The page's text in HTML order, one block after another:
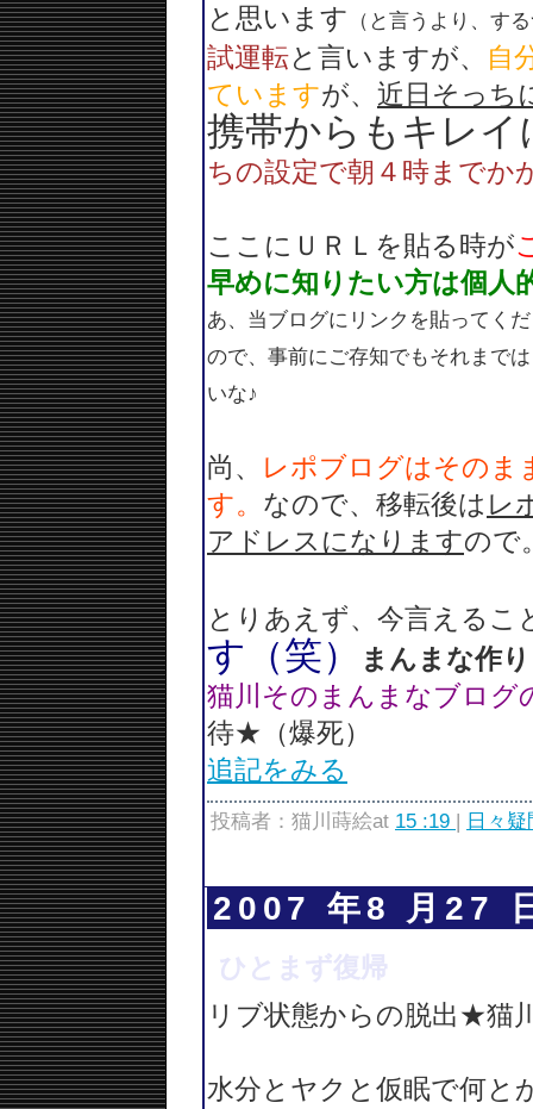
と思います （と言うより、す
試運転と言いますが、
自
ていますが、 近日そっち
携帯からもキレ
ちの設定で朝４時までか
ここにＵＲＬを貼る時が
早めに知りたい方は個人
あ、当ブログにリンクを貼ってく
ので、事前にご存知でもそれまで
いな♪
尚、
レポブログはそのま
す。 なので、移転後は レ
アドレスになりますので
とりあえず、今言える
す（笑） まんまな作り
猫川そのまんまなブログ
待★（爆死）
追記をみる
投稿者：猫川蒔絵at 15 :19 | 日々
2007 年8 月27
ひとまず復帰
リブ状態からの脱出★猫
水分とヤクと仮眠で何と